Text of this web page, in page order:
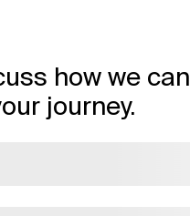
how we can
journey.